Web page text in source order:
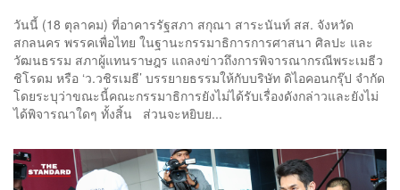
วันนี้ (18 ตุลาคม) ที่อาคารรัฐสภา สกุณา สาระนันท์ สส. จังหวัด
สกลนคร พรรคเพื่อไทย ในฐานะกรรมาธิการการศาสนา ศิลปะ และ
วัฒนธรรม สภาผู้แทนราษฎร แถลงข่าวถึงการพิจารณากรณีพระเมธีว
ชิโรดม หรือ ‘ว.วชิรเมธี’ บรรยายธรรมให้กับบริษัท ดิไอคอนกรุ๊ป จำกัด
โดยระบุว่าขณะนี้คณะกรรมาธิการยังไม่ได้รับเรื่องดังกล่าวและยังไม่
ได้พิจารณาใดๆ ทั้งสิ้น ส่วนจะหยิบย...